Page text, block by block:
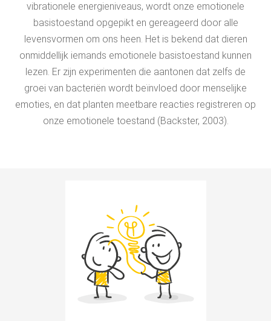
vibrationele energieniveaus, wordt onze emotionele
basistoestand opgepikt en gereageerd door alle
levensvormen om ons heen. Het is bekend dat dieren
onmiddellijk iemands emotionele basistoestand kunnen
lezen. Er zijn experimenten die aantonen dat zelfs de
groei van bacteriën wordt beïnvloed door menselijke
emoties, en dat planten meetbare reacties registreren op
onze emotionele toestand (Backster, 2003).